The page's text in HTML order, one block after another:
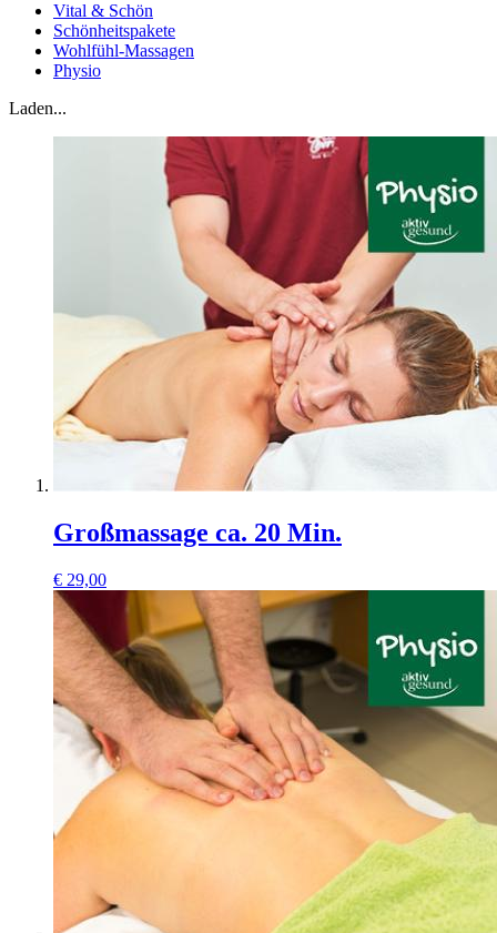
Vital & Schön
Schönheitspakete
Wohlfühl-Massagen
Physio
Laden...
Großmassage ca. 20 Min.
€ 29,00